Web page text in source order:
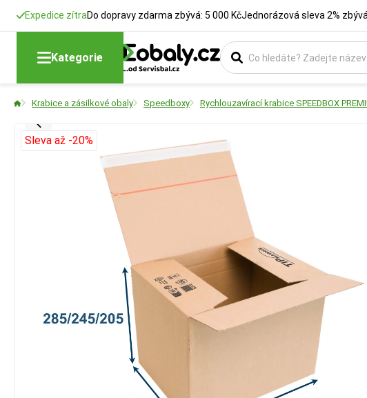
Expedice zítraDo dopravy zdarma zbývá: 5 000 KčJednorázová sleva 2%
Kategorie
Krabice a zásilkové obaly Speedboxy Rychlouzavírací krabice SPEEDBOX
Sleva až -20%